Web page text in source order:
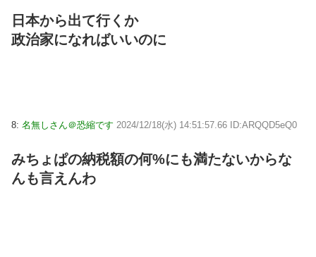
日本から出て行くか
政治家になればいいのに
8: 名無しさん＠恐縮です 2024/12/18(水) 14:51:57.66 ID:ARQQD5eQ0
みちょぱの納税額の何%にも満たないからな
んも言えんわ